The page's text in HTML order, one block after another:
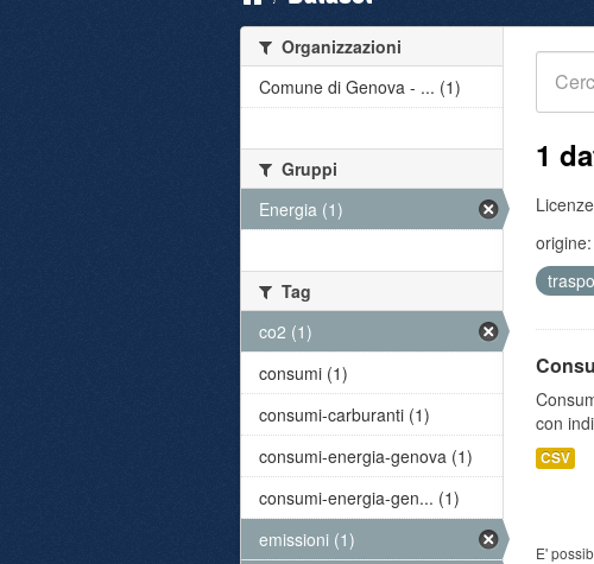
1
origine:
con
CSV
E'
Organizzazioni
Comune di Genova - ... (1)
Gruppi
Energia (1)
Tag
co2 (1)
consumi (1)
consumi-carburanti (1)
consumi-energia-genova (1)
consumi-energia-gen... (1)
emissioni (1)